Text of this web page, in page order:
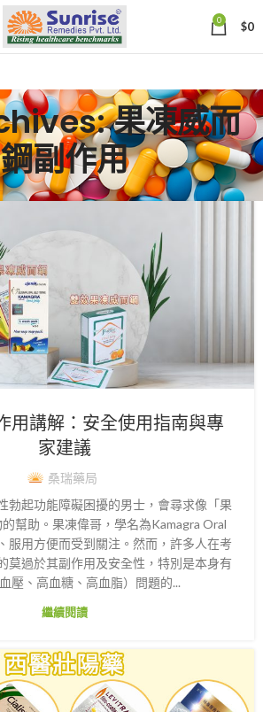
0 $0
果凍威而
鋼副作用
用講解：安全使用指南與專
家建議
桑瑞藥局
勃起功能障礙困擾的男士，會尋求像「果
幫助。果凍偉哥，學名為Kamagra Oral
服用方便而受到關注。然而，許多人在考
莫過於其副作用及安全性，特別是本身有
壓、高血糖、高血脂）問題的...
繼續閱讀